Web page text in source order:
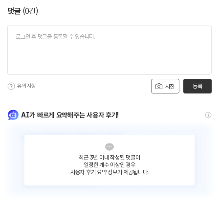
댓글 (0건)
사진
유의사항 등록
AI가 빠르게 요약해주는 사용자 후기!
최근 3년 이내 작성된 댓글이
일정한 개수 이상인 경우
사용자 후기 요약 정보가 제공됩니다.